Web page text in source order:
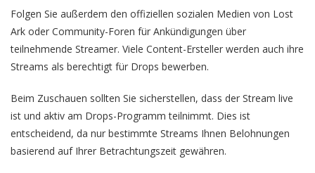
Folgen Sie außerdem den offiziellen sozialen Medien von Lost
Ark oder Community-Foren für Ankündigungen über
teilnehmende Streamer. Viele Content-Ersteller werden auch ihre
Streams als berechtigt für Drops bewerben.
Beim Zuschauen sollten Sie sicherstellen, dass der Stream live
ist und aktiv am Drops-Programm teilnimmt. Dies ist
entscheidend, da nur bestimmte Streams Ihnen Belohnungen
basierend auf Ihrer Betrachtungszeit gewähren.